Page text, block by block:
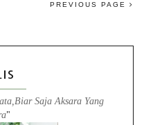
PREVIOUS PAGE
Saja Aksara Yang
"